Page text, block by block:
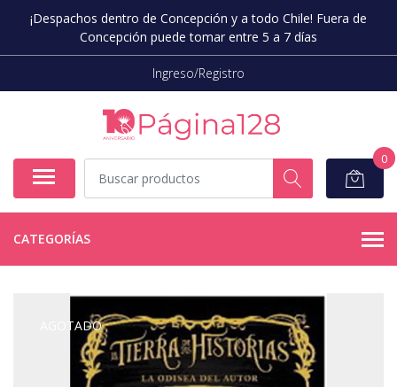
¡Despachos dentro de Concepción y a todo Chile! Fuera de
Concepción puede tomar entre 5 a 7 días
Ingreso/Registro
0
CATEGORÍAS
AGOTADO